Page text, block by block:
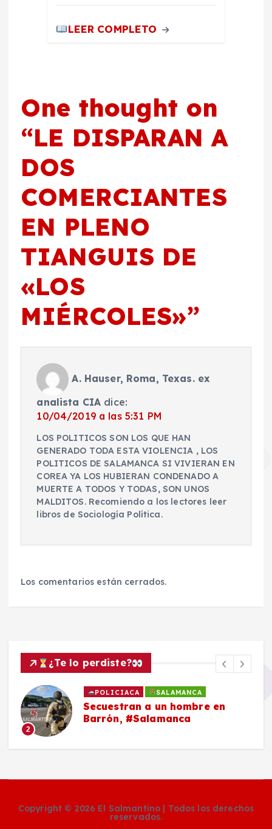
LEER COMPLETO
One thought on
“LE DISPARAN A
DOS
COMERCIANTES
EN PLENO
TIANGUIS DE
«LOS
MIÉRCOLES»”
A. Hauser, Roma, Texas. ex
analista CIA dice:
10/04/2019 a las 5:31 PM
LOS POLITICOS SON LOS QUE HAN
GENERADO TODA ESTA VIOLENCIA , LOS
POLITICOS DE SALAMANCA SI VIVIERAN EN
COREA YA LOS HUBIERAN CONDENADO A
MUERTE A TODOS Y TODAS, SON UNOS
MALDITOS. Recomiendo a los lectores leer
libros de Sociología Política.
Los comentarios están cerrados.
¿Te lo perdiste?
2
POLICIACA SALAMANCA
Secuestran a un hombre en
Barrón, #Salamanca
Copyright © 2026 El Salmantino | Todos los derechos
reservados.